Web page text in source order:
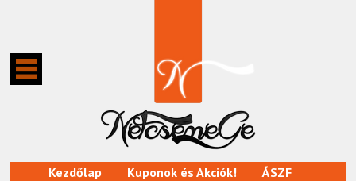
Kezdőlap Kuponok és Akciók!
ÁSZF